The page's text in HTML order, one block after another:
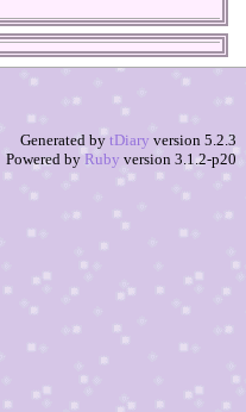
Generated bytDiary version 5.2.3
Powered byRuby version 3.1.2-p20